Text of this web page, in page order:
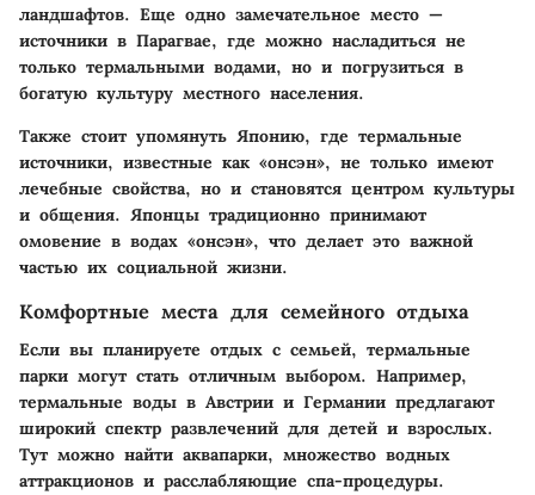
ландшафтов. Еще одно замечательное место —
источники в Парагвае, где можно насладиться не
только термальными водами, но и погрузиться в
богатую культуру местного населения.
Также стоит упомянуть Японию, где термальные
источники, известные как «онсэн», не только имеют
лечебные свойства, но и становятся центром культуры
и общения. Японцы традиционно принимают
омовение в водах «онсэн», что делает это важной
частью их социальной жизни.
Комфортные места для семейного отдыха
Если вы планируете отдых с семьей, термальные
парки могут стать отличным выбором. Например,
термальные воды в Австрии и Германии предлагают
широкий спектр развлечений для детей и взрослых.
Тут можно найти аквапарки, множество водных
аттракционов и расслабляющие спа-процедуры.